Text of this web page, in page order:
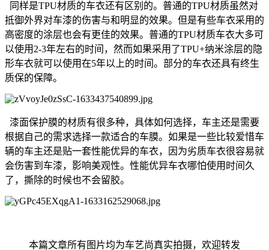
同样是TPU材质的车衣还有区别的。普通的TPU材质虽然对
抵御外界对车漆的伤害与和明显的效果。但是有些车衣采用的
高密度的涂层也会有更佳的效果。普通的TPU材质车衣大多可
以使用2-3年左右的时间，然而如果采用了TPU+纳米涂层的隐
形车衣就可以使用在5年以上的时间。部分的车衣还具有终生
质保的保障。
漆面保护膜的材质有很多种，具体如何选择，车主还是需要
根据自己的需求选择一款适合的车膜。如果是一些比较爱惜车
辆的车主还是贴一套性能优异的车衣，因为劣质车衣很容易就
会伤害到车漆，影响美观性。性能优异车衣哪怕使用时间久
了，撕除的时候也不会留胶。
本篇文章所有图片均为车艺尚真实拍摄，欢迎转发